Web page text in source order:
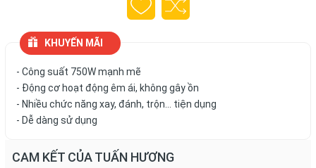
KHUYẾN MÃI
- Công suất 750W mạnh mẽ
- Động cơ hoạt động êm ái, không gây ồn
- Nhiều chức năng xay, đánh, trộn… tiện dụng
- Dễ dàng sử dụng
CAM KẾT CỦA TUẤN HƯƠNG